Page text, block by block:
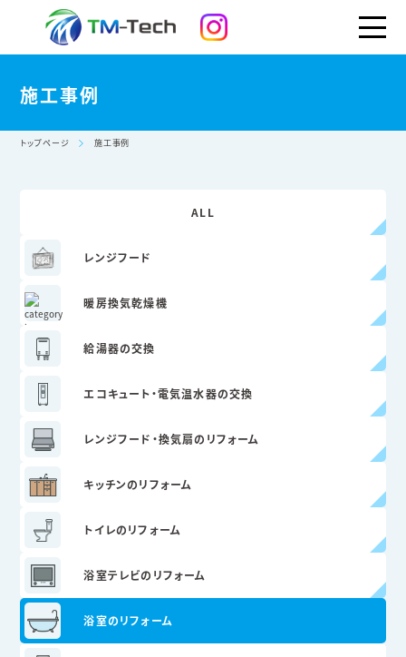
施工事例
トップページ 施工事例
ALL
レンジフード
暖房換気乾燥機
給湯器の交換
エコキュート・電気温水器の交換
レンジフード・換気扇のリフォーム
キッチンのリフォーム
トイレのリフォーム
浴室テレビの リフォーム
浴室のリフォーム